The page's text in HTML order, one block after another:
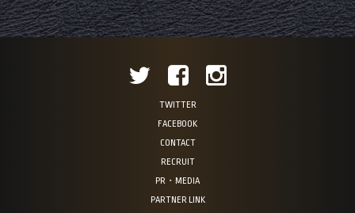
TWITTER
FACEBOOK
CONTACT
RECRUIT
PR・MEDIA
PARTNER LINK